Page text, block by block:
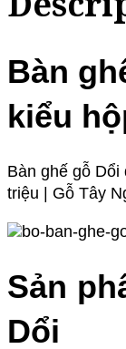
Bàn
kiểu
Bàn ghế gỗ
triệu | Gỗ Tây
Sản
Dổi